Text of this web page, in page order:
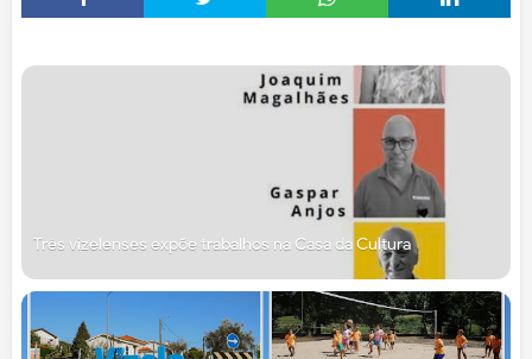
Três vizelenses expõe trabalhos na Casa da Cultura